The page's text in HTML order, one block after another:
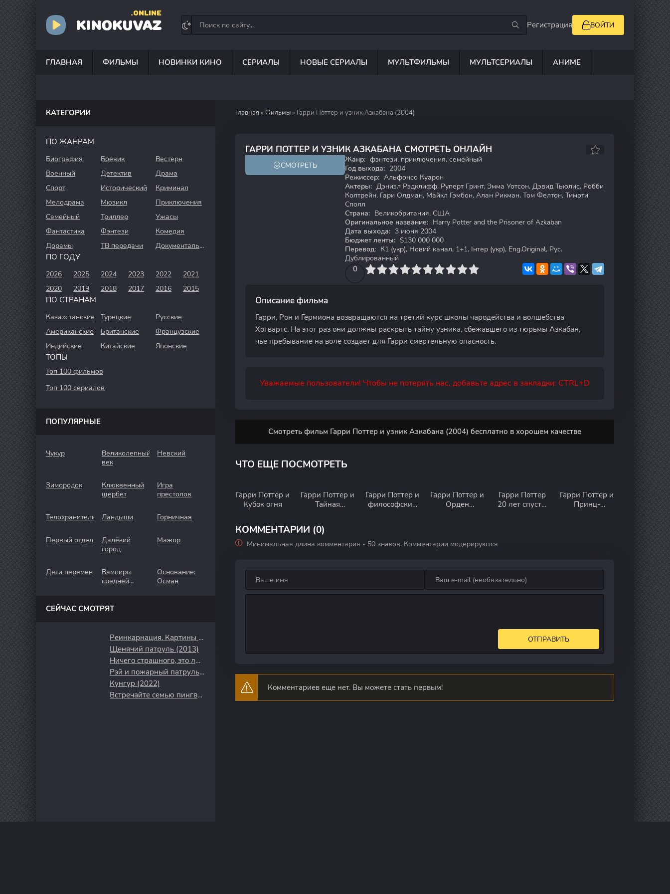
KINOKUVAZ
.ONLINE
Регистрация ВОЙТИ
ГЛАВНАЯ ФИЛЬМЫ НОВИНКИ КИНО СЕРИАЛЫ НОВЫЕ СЕРИАЛЫ МУЛЬТФИЛЬМЫ МУЛЬТСЕРИАЛЫ АНИМЕ
Главная » Фильмы » Гарри Поттер и узник Азкабана (2004)
ГАРРИ ПОТТЕР И УЗНИК АЗКАБАНА СМОТРЕТЬ ОНЛАЙН
8.2 7.9
СМОТРЕТЬ
Жанр: фэнтези, приключения, семейный
Год выхода: 2004
Режиссер: Альфонсо Куарон
Актеры: Дэниэл Рэдклифф, Руперт Гринт, Эмма Уотсон, Дэвид Тьюлис, Робби
Колтрейн, Гари Олдман, Майкл Гэмбон, Алан Рикман, Том Фелтон, Тимоти
Сполл
Страна: Великобритания, США
Оригинальное название: Harry Potter and the Prisoner of Azkaban
Дата выхода: 3 июня 2004
Бюджет ленты: $130 000 000
Перевод: К1 (укр), Новий канал, 1+1, Інтер (укр), Eng.Original, Рус.
Дублированный
0
4 6 7 8 9 10
Описание фильма
Гарри, Рон и Гермиона возвращаются на третий курс школы чародейства и волшебства
Хогвартс. На этот раз они должны раскрыть тайну узника, сбежавшего из тюрьмы Азкабан,
чье пребывание на воле создает для Гарри смертельную опасность.
Уважаемые пользователи! Чтобы не потерять нас, добавьте адрес в закладки: CTRL+D
Смотреть фильм Гарри Поттер и узник Азкабана (2004) бесплатно в хорошем качестве
ЧТО ЕЩЕ ПОСМОТРЕТЬ
Гарри Поттер и
Кубок огня
Гарри Поттер и
Тайная
Гарри Поттер и
философский
Гарри Поттер и
Орден
Гарри Поттер
20 лет спустя:
Гарри Поттер и
Принц-
КОММЕНТАРИИ (0)
Минимальная длина комментария - 50 знаков. Комментарии модерируются
ОТПРАВИТЬ
Комментариев еще нет. Вы можете стать первым!
КАТЕГОРИИ
ПО ЖАНРАМ
Биография Боевик
Вестерн
Военный
Детектив
Драма
Спорт
Исторический
Криминал
Мелодрама
Мюзикл
Приключения
Семейный
Триллер
Ужасы
Фантастика
Фэнтези
Комедия
Дорамы
ТВ передачи Документальный
ПО ГОДУ
2026 2025 2024 2023 2022
2021
2020
2019 2018 2017 2016 2015
ПО СТРАНАМ
Казахстанские Турецкие
Русские
Американские
Британские
Французские
Индийские
Китайские Японские
ТОПЫ
Топ 100 фильмов
Топ 100 сериалов
ПОПУЛЯРНЫЕ
Чукур
Великолепный
век
Невский
Зимородок
Клюквенный
щербет
Игра
престолов
Телохранители Ландыши Горничная
Первый отдел
Далёкий
город
Мажор
Дети перемен
Вампиры
средней
Основание:
Осман
СЕЙЧАС СМОТРЯТ
Реинкарнация. Картины с того света (2022)
Щенячий патруль (2013)
Ничего страшного, это любовь (2014)
Рэй и пожарный патруль (2016)
Кунгур (2022)
Встречайте семью пингвинов (2020)